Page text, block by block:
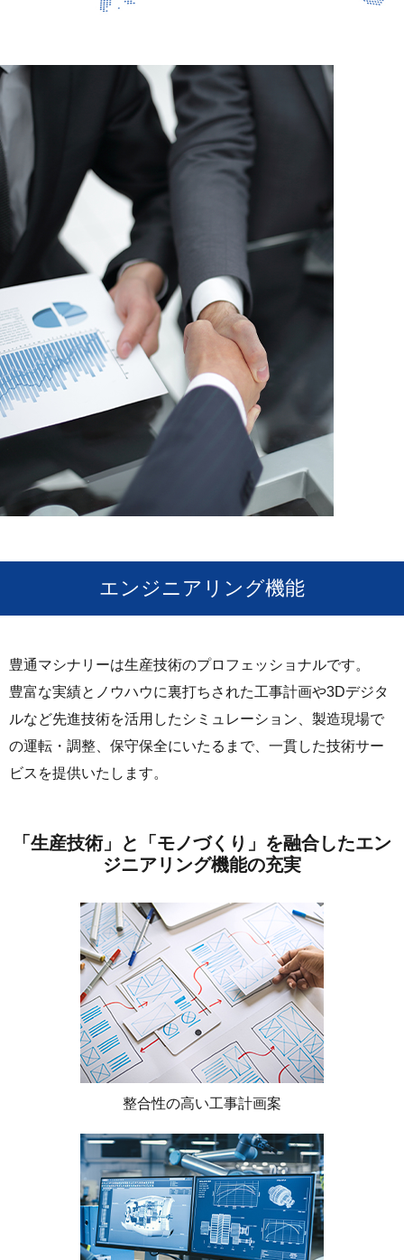
エンジニアリング機能
豊通マシナリーは生産技術のプロフェッショナルです。
豊富な実績とノウハウに裏打ちされた工事計画や3Dデジタ
ルなど先進技術を活用したシミュレーション、製造現場で
の運転・調整、保守保全にいたるまで、一貫した技術サー
ビスを提供いたします。
「生産技術」と「モノづくり」を融合したエン
ジニアリング機能の充実
整合性の高い工事計画案